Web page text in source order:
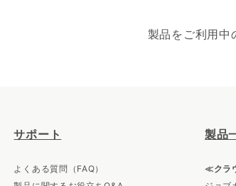
製品をご利用中
サポート
よくある質問（FAQ）
製品
≪クラ